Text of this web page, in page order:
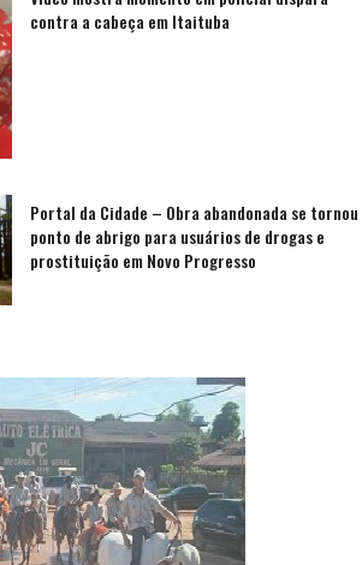
contra a cabeça em Itaituba
Portal da Cidade – Obra abandonada se tornou
ponto de abrigo para usuários de drogas e
prostituição em Novo Progresso